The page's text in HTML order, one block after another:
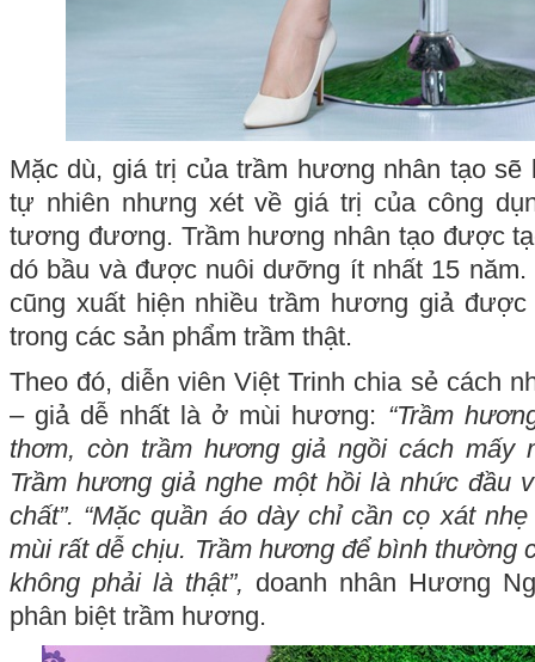
Mặc dù, giá trị của trầm hương nhân tạo sẽ
tự nhiên nhưng xét về giá trị của công
tương đương. Trầm hương nhân tạo được
dó bầu và được nuôi dưỡng ít nhất 15
cũng xuất hiện nhiều trầm hương giả
trong các sản phẩm trầm thật.
Theo đó, diễn viên Việt Trinh chia sẻ cách
– giả dễ nhất là ở mùi hương: “Trầm
thơm, còn trầm hương giả ngồi cách mấy
Trầm hương giả nghe một hồi là nhức đầu
chất”. “Mặc quần áo dày chỉ cần cọ xát
mùi rất dễ chịu. Trầm hương để bình thường
không phải là thật”, doanh nhân Hương
phân biệt trầm hương.